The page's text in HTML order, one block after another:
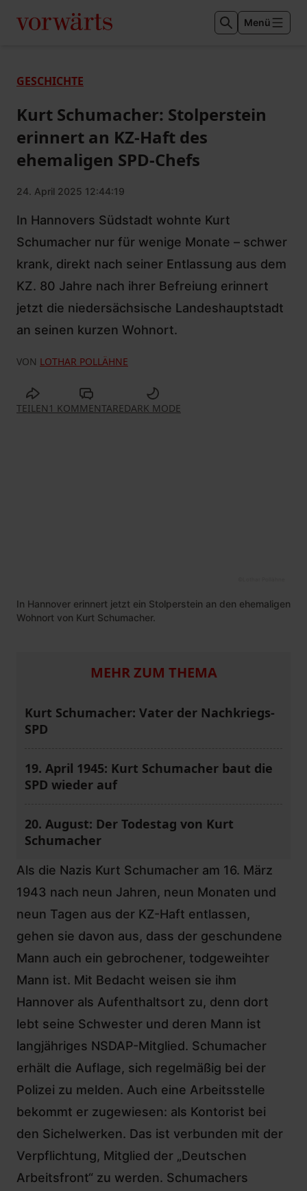
Menü
GESCHICHTE
Kurt Schumacher: Stolperstein
erinnert an KZ-Haft des
ehemaligen SPD-Chefs
24. April 2025 12:44:19
In Hannovers Südstadt wohnte Kurt
Schumacher nur für wenige Monate – schwer
krank, direkt nach seiner Entlassung aus dem
KZ. 80 Jahre nach ihrer Befreiung erinnert
jetzt die niedersächsische Landeshauptstadt
an seinen kurzen Wohnort.
VON LOTHAR POLLÄHNE
TEILEN 1 KOMMENTAREDARK MODE
In Hannover erinnert jetzt ein Stolperstein an den ehemaligen
Wohnort von Kurt Schumacher.
MEHR ZUM THEMA
Kurt Schumacher: Vater der Nachkriegs-
SPD
19. April 1945: Kurt Schumacher baut die
SPD wieder auf
20. August: Der Todestag von Kurt
Schumacher
Als die Nazis Kurt Schumacher am 16. März
1943 nach neun Jahren, neun Monaten und
neun Tagen aus der KZ-Haft entlassen,
gehen sie davon aus, dass der geschundene
Mann auch ein gebrochener, todgeweihter
Mann ist. Mit Bedacht weisen sie ihm
Hannover als Aufenthaltsort zu, denn dort
lebt seine Schwester und deren Mann ist
langjähriges NSDAP-Mitglied. Schumacher
erhält die Auflage, sich regelmäßig bei der
Polizei zu melden. Auch eine Arbeitsstelle
bekommt er zugewiesen: als Kontorist bei
den Sichelwerken. Das ist verbunden mit der
Verpflichtung, Mitglied der „Deutschen
Arbeitsfront“ zu werden. Schumachers